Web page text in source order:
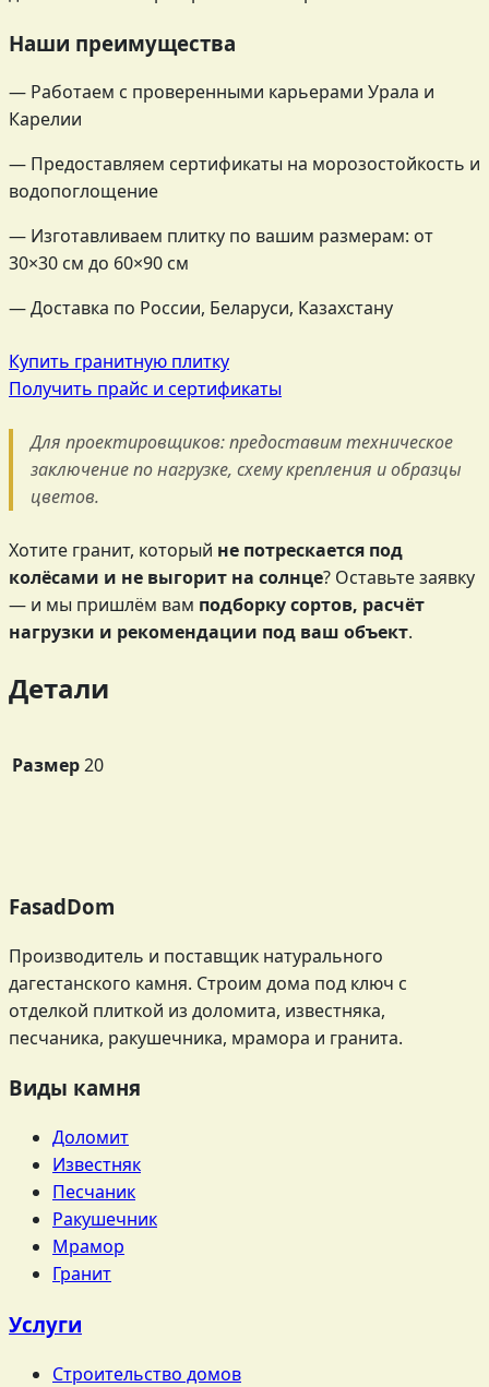
Наши преимущества
— Работаем с проверенными карьерами Урала и
Карелии
— Предоставляем сертификаты на морозостойкость и
водопоглощение
— Изготавливаем плитку по вашим размерам: от
30×30 см до 60×90 см
— Доставка по России, Беларуси, Казахстану
Купить гранитную плитку
Получить прайс и сертификаты
Для проектировщиков: предоставим техническое
заключение по нагрузке, схему крепления и образцы
цветов.
Хотите гранит, который не потрескается под
колёсами и не выгорит на солнце? Оставьте заявку
— и мы пришлём вам подборку сортов, расчёт
нагрузки и рекомендации под ваш объект.
Детали
Размер20
FasadDom
Производитель и поставщик натурального
дагестанского камня. Строим дома под ключ с
отделкой плиткой из доломита, известняка,
песчаника, ракушечника, мрамора и гранита.
Виды камня
Доломит
Известняк
Песчаник
Ракушечник
Мрамор
Гранит
Услуги
Строительство домов